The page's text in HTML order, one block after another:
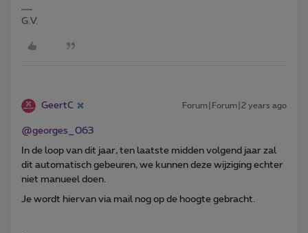
G.V.
GeertC Forum|Forum|2 years ago
@georges_063
In de loop van dit jaar, ten laatste midden volgend jaar zal
dit automatisch gebeuren, we kunnen deze wijziging echter
niet manueel doen.
Je wordt hiervan via mail nog op de hoogte gebracht.